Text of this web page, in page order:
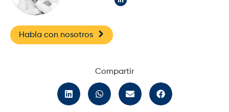
Habla con nosotros
Compartir